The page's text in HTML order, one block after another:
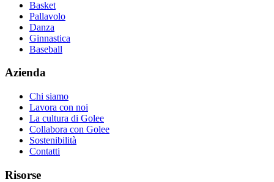
Basket
Pallavolo
Danza
Ginnastica
Baseball
Azienda
Chi siamo
Lavora con noi
La cultura di Golee
Collabora con Golee
Sostenibilità
Contatti
Risorse